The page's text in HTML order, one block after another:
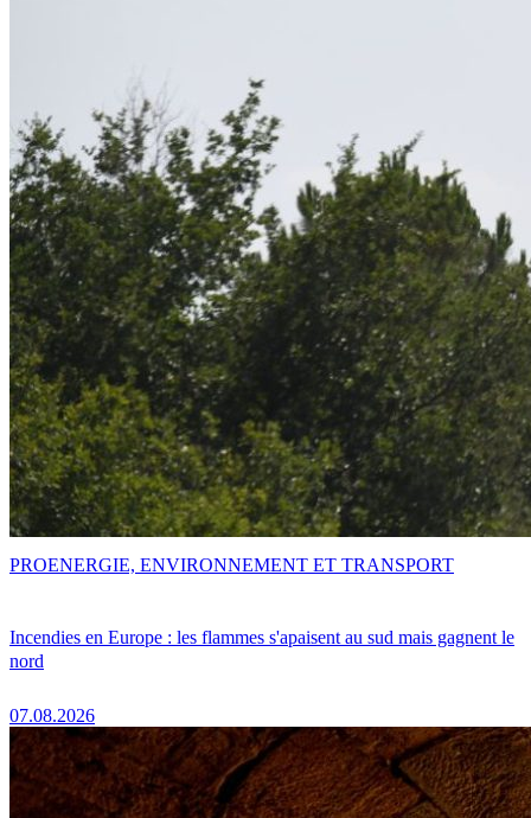
Incendies en Europe : les flammes s'apaisent au sud mais gagnent le
nord
07.08.2026
PROENERGIE, ENVIRONNEMENT ET TRANSPORT